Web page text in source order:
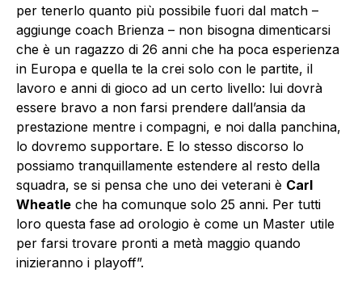
per tenerlo quanto più possibile fuori dal match –
aggiunge coach Brienza – non bisogna dimenticarsi
che è un ragazzo di 26 anni che ha poca esperienza
in Europa e quella te la crei solo con le partite, il
lavoro e anni di gioco ad un certo livello: lui dovrà
essere bravo a non farsi prendere dall’ansia da
prestazione mentre i compagni, e noi dalla panchina,
lo dovremo supportare. E lo stesso discorso lo
possiamo tranquillamente estendere al resto della
squadra, se si pensa che uno dei veterani è Carl
Wheatle che ha comunque solo 25 anni. Per tutti
loro questa fase ad orologio è come un Master utile
per farsi trovare pronti a metà maggio quando
inizieranno i playoff”.